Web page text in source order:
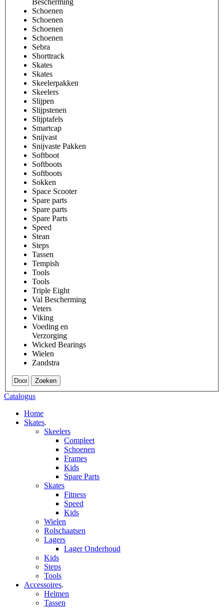
Schoenen
Schoenen
Schoenen
Schoenen
Sebra
Shorttrack
Skates
Skates
Skeelerpakken
Skeelers
Slijpen
Slijpstenen
Slijptafels
Smartcap
Snijvast
Snijvaste Pakken
Softboot
Softboots
Softboots
Sokken
Space Scooter
Spare parts
Spare parts
Spare Parts
Speed
Stean
Steps
Tassen
Tempish
Tools
Tools
Triple Eight
Val Bescherming
Veters
Viking
Voeding en
Verzorging
Wicked Bearings
Wielen
Zandstra
Zoeken
Catalogus
Home
Skates.
Skeelers
Compleet
Schoenen
Frames
Kids
Spare Parts
Skates
Fitness
Speed
Kids
Wielen
Rolschaatsen
Lagers
Lager Onderhoud
Kids
Steps
Tools
Accessoires.
Helmen
Tassen